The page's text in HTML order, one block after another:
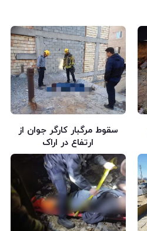
سقوط مرگبار کارگر جوان از
ارتفاع در اراک